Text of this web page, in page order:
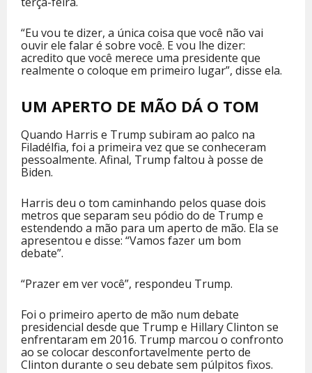
“Eu vou te dizer, a única coisa que você não vai
ouvir ele falar é sobre você. E vou lhe dizer:
acredito que você merece uma presidente que
realmente o coloque em primeiro lugar”, disse ela.
UM APERTO DE MÃO DÁ O TOM
Quando Harris e Trump subiram ao palco na
Filadélfia, foi a primeira vez que se conheceram
pessoalmente. Afinal, Trump faltou à posse de
Biden.
Harris deu o tom caminhando pelos quase dois
metros que separam seu pódio do de Trump e
estendendo a mão para um aperto de mão. Ela se
apresentou e disse: “Vamos fazer um bom
debate”.
“Prazer em ver você”, respondeu Trump.
Foi o primeiro aperto de mão num debate
presidencial desde que Trump e Hillary Clinton se
enfrentaram em 2016. Trump marcou o confronto
ao se colocar desconfortavelmente perto de
Clinton durante o seu debate sem púlpitos fixos.